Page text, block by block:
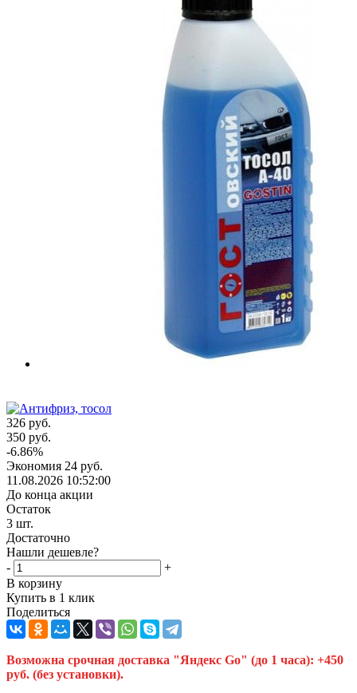
326 руб.
350 руб.
-6.86%
Экономия 24 руб.
11.08.2026 10:52:00
До конца акции
Остаток
3 шт.
Достаточно
Нашли дешевле?
-
+
В корзину
Купить в 1 клик
Поделиться
Возможна срочная доставка "Яндекс Go" (до 1 часа): +450
руб. (без установки).